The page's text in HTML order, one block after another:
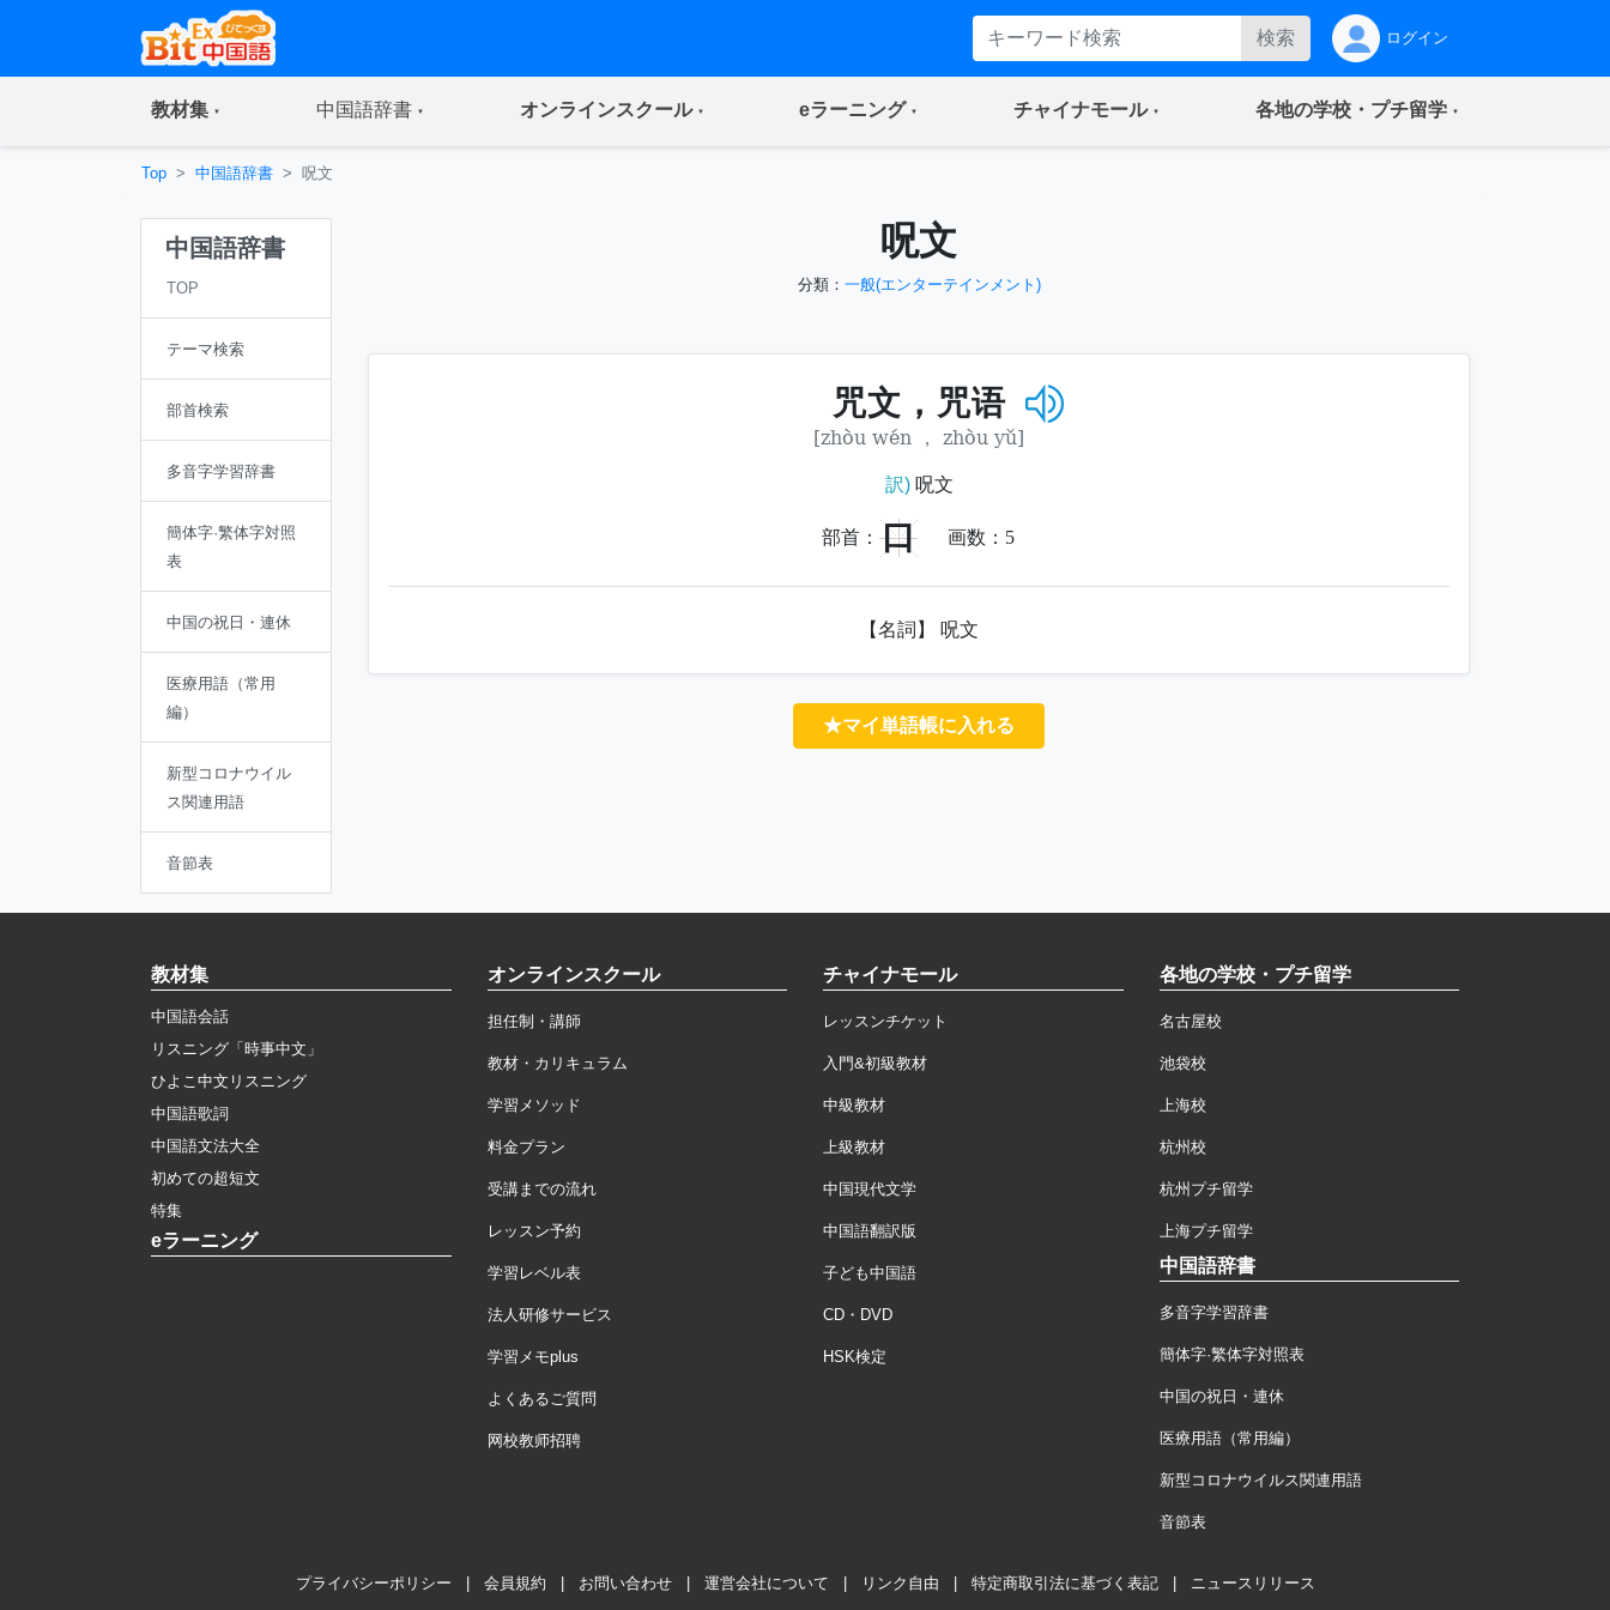
検索 ログイン
教材集(current) 中国語辞書(current) オンラインスクール(current) eラーニング(current) チャイナモール(current) 各地の学校・プチ留学(current)
Top 中国語辞書 呪文
中国語辞書
TOP
テーマ検索
部首検索
多音字学習辞書
簡体字·繁体字対照
表
中国の祝日・連休
医療用語（常用
編）
新型コロナウイル
ス関連用語
音節表
呪文
分類： 一般(エンターテインメント)
咒文，咒语
[zhòu wén ， zhòu yǔ]
訳)呪文
部首： 口 画数： 5
【名詞】 呪文
★マイ単語帳に入れる
教材集
中国語会話
リスニング「時事中文」
ひよこ中文リスニング
中国語歌詞
中国語文法大全
初めての超短文
特集
eラーニング
オンラインスクール
担任制・講師
教材・カリキュラム
学習メソッド
料金プラン
受講までの流れ
レッスン予約
学習レベル表
法人研修サービス
学習メモplus
よくあるご質問
网校教师招聘
チャイナモール
レッスンチケット
入門&初級教材
中級教材
上級教材
中国現代文学
中国語翻訳版
子ども中国語
CD・DVD
HSK検定
各地の学校・プチ留学
名古屋校
池袋校
上海校
杭州校
杭州プチ留学
上海プチ留学
中国語辞書
多音字学習辞書
簡体字·繁体字対照表
中国の祝日・連休
医療用語（常用編）
新型コロナウイルス関連用語
音節表
プライバシーポリシー 会員規約 お問い合わせ 運営会社について リンク自由 特定商取引法に基づく表記 ニュースリリース